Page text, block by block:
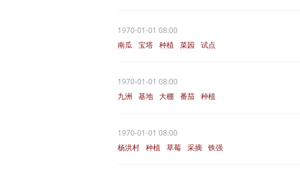
1970-01-01 08:00
南瓜
宝塔 种植 菜园 试点
1970-01-01 08:00
九洲
基地 大棚 番茄 种植
1970-01-01 08:00
杨洪村 种植 草莓 采摘 铁强